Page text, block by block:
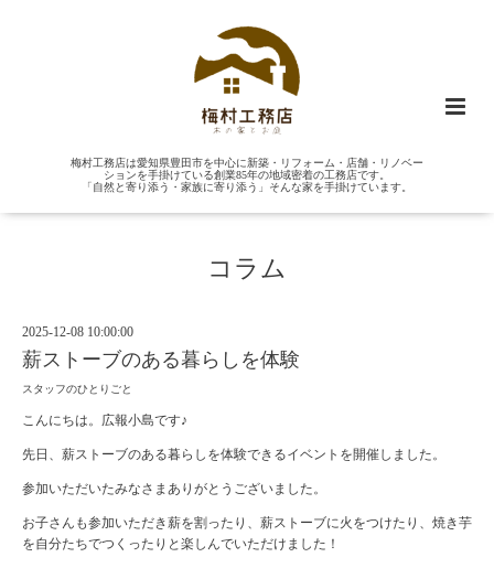
梅村工務店は愛知県豊田市を中心に新築・リフォーム・店舗・リノベー
ションを手掛けている創業85年の地域密着の工務店です。
「自然と寄り添う・家族に寄り添う」そんな家を手掛けています。
コラム
2025-12-08 10:00:00
薪ストーブのある暮らしを体験
スタッフのひとりごと
こんにちは。広報小島です♪
先日、薪ストーブのある暮らしを体験できるイベントを開催しました。
参加いただいたみなさまありがとうございました。
お子さんも参加いただき薪を割ったり、薪ストーブに火をつけたり、焼き芋
を自分たちでつくったりと楽しんでいただけました！